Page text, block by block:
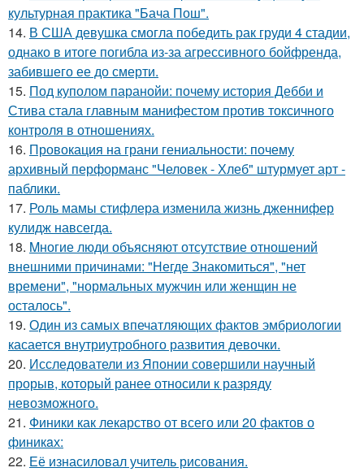
культурная практика "Бача Пош".
14. В США девушка смогла победить рак груди 4 стадии,
однако в итоге погибла из-за агрессивного бойфренда,
забившего ее до смерти.
15. Под куполом паранойи: почему история Дебби и
Стива стала главным манифестом против токсичного
контроля в отношениях.
16. Провокация на грани гениальности: почему
архивный перформанс "Человек - Хлеб" штурмует арт -
паблики.
17. Роль мамы стифлера изменила жизнь дженнифер
кулидж навсегда.
18. Mногие люди объясняют отсутствие отношений
внешними причинами: "Негде Знакомиться", "нет
времени", "нормальных мужчин или женщин не
осталось".
19. Один из самых впечатляющих фактов эмбриологии
касается внутриутробного развития девочки.
20. Исследователи из Японии совершили научный
прорыв, который ранее относили к разряду
невозможного.
21. Финики как лекарство от всего или 20 фактов о
финикaх:
22. Её изнасиловал учитель рисования.